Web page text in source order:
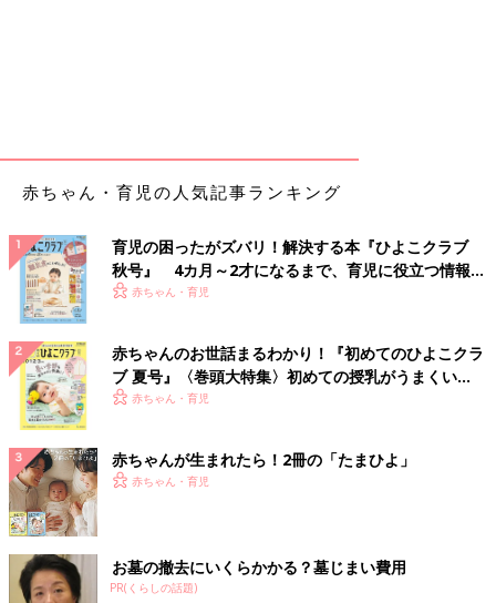
赤ちゃん・育児の人気記事ランキング
育児の困ったがズバリ！解決する本『ひよこクラブ
秋号』 4カ月～2才になるまで、育児に役立つ情報が
いっぱい！
赤ちゃん・育児
赤ちゃんのお世話まるわかり！『初めてのひよこクラ
ブ 夏号』〈巻頭大特集〉初めての授乳がうまくい
く！ おっぱい・ミルクの基本と夏のトラブル 解決テ
赤ちゃん・育児
赤ちゃんが生まれたら！2冊の「たまひよ」
赤ちゃん・育児
お墓の撤去にいくらかかる？墓じまい費用
PR(くらしの話題)